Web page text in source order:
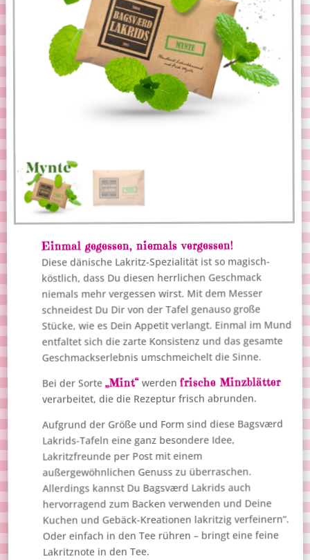
Einmal gegessen, niemals vergessen!
Diese dänische Lakritz-Spezialität ist so magisch-
köstlich, dass Du diesen herrlichen Geschmack
niemals mehr vergessen wirst. Mit dem Messer
schneidest Du Dir von der Tafel genauso große
Stücke, wie es Dein Appetit verlangt. Einmal im Mund
entfaltet sich die zarte Konsistenz und das gesamte
Geschmackserlebnis umschmeichelt die Sinne.
Bei der Sorte„Mint“ werdenfrische Minzblätter
verarbeitet, die die Rezeptur frisch abrunden.
Aufgrund der Größe und Form sind diese Bagsværd
Lakrids-Tafeln eine ganz besondere Idee,
Lakritzfreunde per Post mit einem
außergewöhnlichen Genuss zu überraschen.
Allerdings kannst Du Bagsværd Lakrids auch
hervorragend zum Backen verwenden und Deine
Kuchen und Gebäck-Kreationen lakritzig verfeinern“.
Oder einfach in den Tee rühren – bringt eine feine
Lakritznote in den Tee.